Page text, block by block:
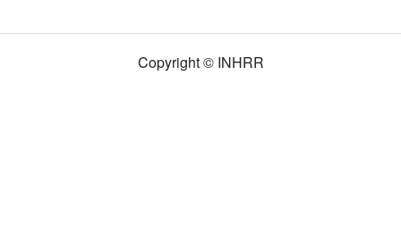
Copyright © INHRR